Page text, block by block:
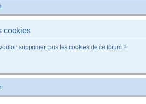
cookies
supprimer tous les cookies de ce forum ?